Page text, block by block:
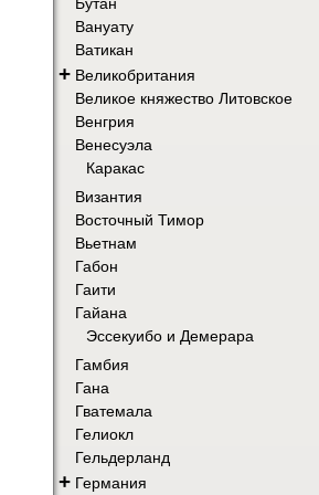
Вануату
Ватикан
+ Великобритания
Великое княжество Литовское
Венгрия
Венесуэла
Каракас
Византия
Восточный Тимор
Вьетнам
Габон
Гаити
Гайана
Эссекуибо и Демерара
Гамбия
Гана
Гватемала
Гелиокл
Гельдерланд
+ Германия